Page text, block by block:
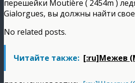
перешейки Moutière ( 2454m )
Gialorgues, вы должны найти свое
No related posts.
Читайте также: [:ru]Межев